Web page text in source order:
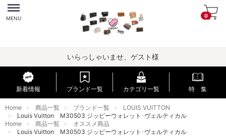
Menu
MENU 0
いらっしゃいませ、ゲスト様
新着情報 ブランド一覧 カテゴリ一覧 特 集
Home 商品一覧 ブランド一覧
LOUIS VUITTON
Louis Vuitton M30503 ジッピーウォレット･ヴェルティカル
Home
商品一覧
オススメ商品
Louis Vuitton M30503 ジッピーウォレット･ヴェルティカル